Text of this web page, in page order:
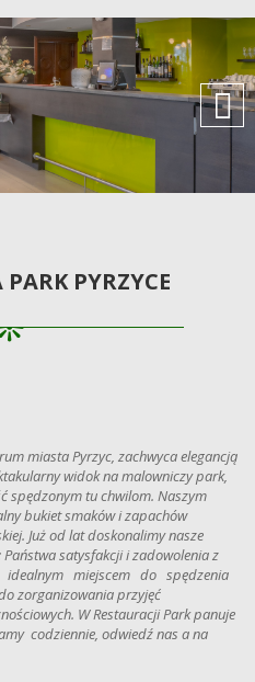
PARK PYRZYCE
miasta Pyrzyc, zachwyca elegancją
widok na malowniczy park,
spędzonym tu chwilom. Naszym
bukiet smaków i zapachów
Już od lat doskonalimy nasze
satysfakcji i zadowolenia z
idealnym miejscem do spędzenia
zorganizowania przyjęć
W Restauracji Park panuje
codziennie, odwiedź nas a na